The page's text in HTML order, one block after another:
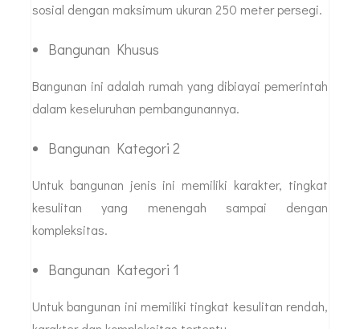
sosial dengan maksimum ukuran 250 meter persegi.
Bangunan Khusus
Bangunan ini adalah rumah yang dibiayai pemerintah
dalam keseluruhan pembangunannya.
Bangunan Kategori 2
Untuk bangunan jenis ini memiliki karakter, tingkat
kesulitan yang menengah sampai dengan
kompleksitas.
Bangunan Kategori 1
Untuk bangunan ini memiliki tingkat kesulitan rendah,